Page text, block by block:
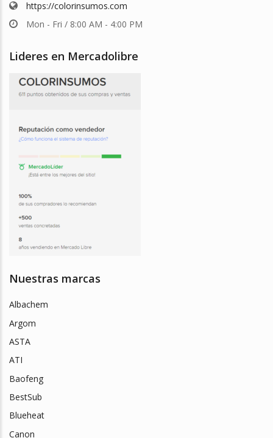
https://colorinsumos.com
Mon - Fri / 8:00 AM - 4:00 PM
Lideres en Mercadolibre
Nuestras marcas
Albachem
Argom
ASTA
ATI
Baofeng
BestSub
Blueheat
Canon